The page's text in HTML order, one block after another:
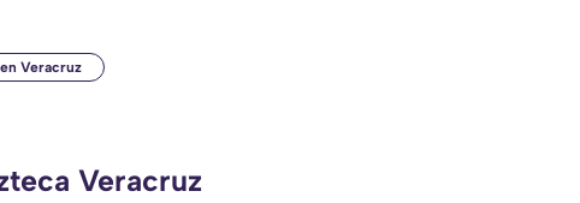
Veracruz
Veracruz